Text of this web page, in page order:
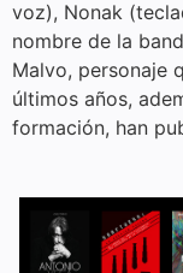
voz), Nonak
nombre de la
Malvo, personaje
últimos años,
formación, han